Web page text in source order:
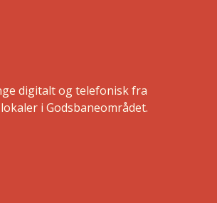
digitalt og telefonisk fra
i Godsbaneområdet.